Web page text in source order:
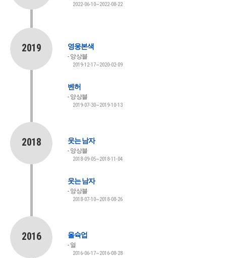
2022-06-10~2022-08-22
2019 영웅본색
앙상블
2019-12-17~2020-02-09
벤허
앙상블
2019-07-30~2019-10-13
2018 웃는 남자
앙상블
2018-09-05~2018-11-04
웃는 남자
앙상블
2018-07-10~2018-08-26
2016 올슉업
얼
2016-06-17~2016-08-28